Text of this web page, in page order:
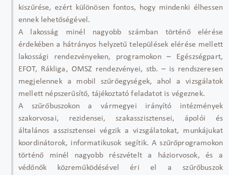
kiszűrése, ezért különösen fontos, hogy mindenki élhessen
ennek lehetőségével.
A lakosság minél nagyobb számban történő elérése
érdekében a hátrányos helyzetű települések elérése mellett
lakossági rendezvényeken, programokon – Egészségpart,
EFOT, Rákliga, OMSZ rendezvényei, stb. – is rendszeresen
megjelennek a mobil szűrőegységek, ahol a vizsgálatok
mellett népszerűsítő, tájékoztató feladatot is végeznek.
A szűrőbuszokon a vármegyei irányító intézmények
szakorvosai, rezidensei, szakasszisztensei, ápolói és
általános asszisztensei végzik a vizsgálatokat, munkájukat
koordinátorok, informatikusok segítik. A szűrőprogramokon
történő minél nagyobb részvételt a háziorvosok, és a
védőnők közreműködésével éri el a szűrőbuszok